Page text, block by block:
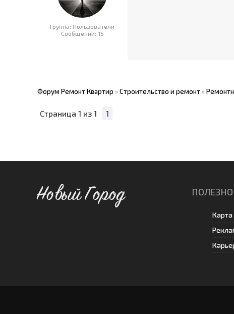
Группа: Пользователи
Сообщений: 15
Форум Ремонт Квартир »Строительство и ремонт»
Страница 1 из 1 1
Новый Город
Карта